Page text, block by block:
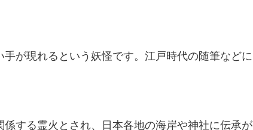
が現れるという妖怪です。江戸時代の随筆などに
する霊火とされ、日本各地の海岸や神社に伝承が